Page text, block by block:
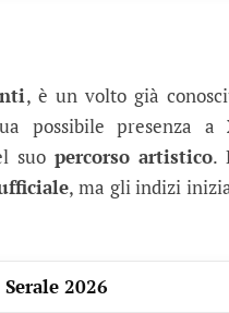
, è un volto già
possibile presenza a
suo percorso artistico.
, ma gli indizi
2026